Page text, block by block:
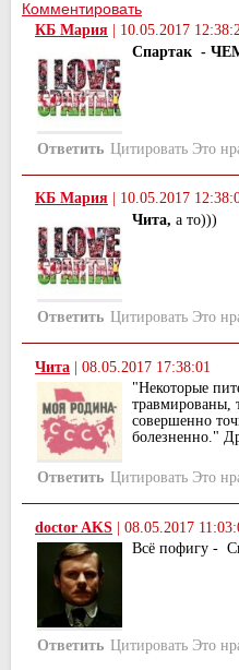
Комментировать
КБ Мария | 10.05.2017
Спартак -
Ответить Цитировать Это
КБ Мария 10.05.2017
Чита, а то)))
Ответить Цитировать Это
Чита
08.05.2017 17:38:01
"Некоторые
травмированы,
совершенно
болезненно."
Ответить Цитировать Это
doctor AKS
08.05.2017
Всё пофигу -
Ответить Цитировать Это